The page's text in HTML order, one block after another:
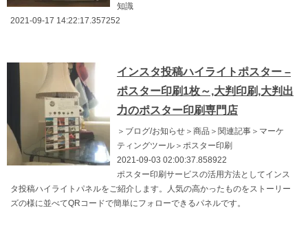
知識
2021-09-17 14:22:17.357252
インスタ投稿ハイライトポスター –
ポスター印刷1枚～,大判印刷,大判出
力のポスター印刷専門店
＞ブログ/お知らせ＞商品＞関連記事＞マーケ
ティングツール＞ポスター印刷
2021-09-03 02:00:37.858922
ポスター印刷サービスの活用方法としてインス
タ投稿ハイライトパネルをご紹介します。人気の高かったものをストーリー
ズの様に並べてQRコードで簡単にフォローできるパネルです。